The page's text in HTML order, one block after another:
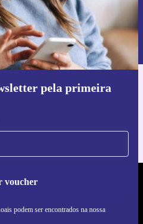
pela primeira
voucher
podem ser encontrados na nossa
voucher
pessoais podem ser encontrados na
da app refurbed
- RETHINK NEW.
NOS